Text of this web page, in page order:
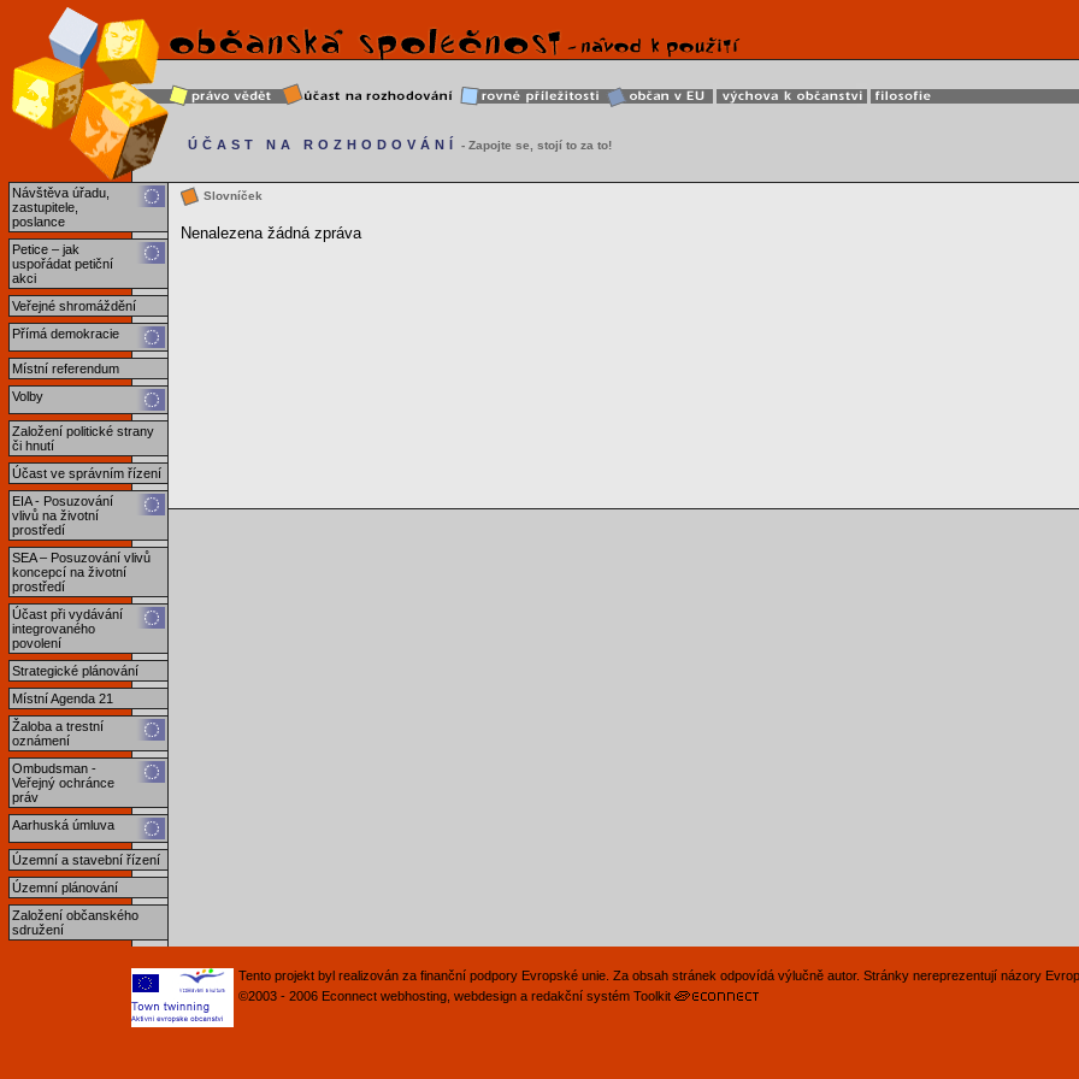
Návštěva úřadu,
zastupitele,
poslance
Petice – jak
uspořádat petiční
akci
Veřejné shromáždění
Přímá demokracie
Místní referendum
Volby
Založení politické strany
či hnutí
Účast ve správním řízení
EIA - Posuzování
vlivů na životní
prostředí
SEA – Posuzování vlivů
koncepcí na životní
prostředí
Účast při vydávání
integrovaného
povolení
Strategické plánování
Místní Agenda 21
Žaloba a trestní
oznámení
Ombudsman -
Veřejný ochránce
práv
Aarhuská úmluva
Územní a stavební řízení
Územní plánování
Založení občanského
sdružení
ÚČAST NA ROZHODOVÁNÍ
- Zapojte se, stojí to za to!
Slovníček
Nenalezena žádná zpráva
Tento projekt byl realizován za finanční podpory Evropské unie. Za obsah stránek odpovídá výlučně autor. Stránky nereprezentují názory
©2003 - 2006 Econnect webhosting webdesign a redakční systém Toolkit